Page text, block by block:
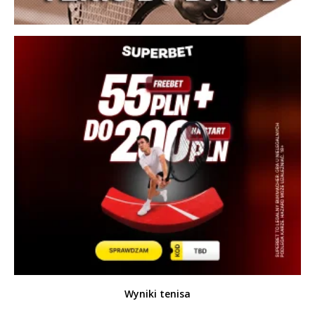
Wyniki tenisa